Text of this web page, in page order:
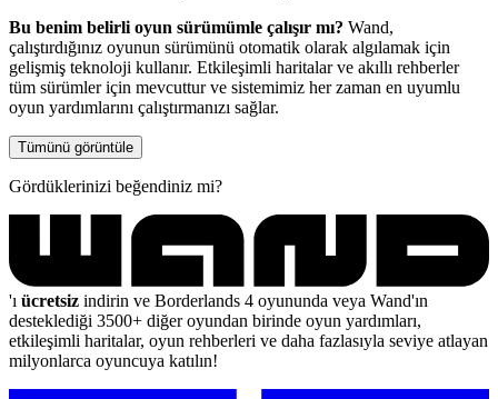
Bu benim belirli oyun sürümümle çalışır mı? Wand,
çalıştırdığınız oyunun sürümünü otomatik olarak algılamak için
gelişmiş teknoloji kullanır. Etkileşimli haritalar ve akıllı rehberler
tüm sürümler için mevcuttur ve sistemimiz her zaman en uyumlu
oyun yardımlarını çalıştırmanızı sağlar.
Tümünü görüntüle
Gördüklerinizi beğendiniz mi?
'ı ücretsiz indirin ve Borderlands 4 oyununda veya Wand'ın
desteklediği 3500+ diğer oyundan birinde oyun yardımları,
etkileşimli haritalar, oyun rehberleri ve daha fazlasıyla seviye atlayan
milyonlarca oyuncuya katılın!